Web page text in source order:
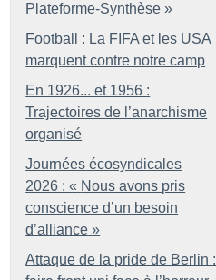
Plateforme-Synthèse »
Football : La FIFA et les USA
marquent contre notre camp
En 1926... et 1956 :
Trajectoires de l’anarchisme
organisé
Journées écosyndicales
2026 : « Nous avons pris
conscience d’un besoin
d’alliance »
Attaque de la pride de Berlin :